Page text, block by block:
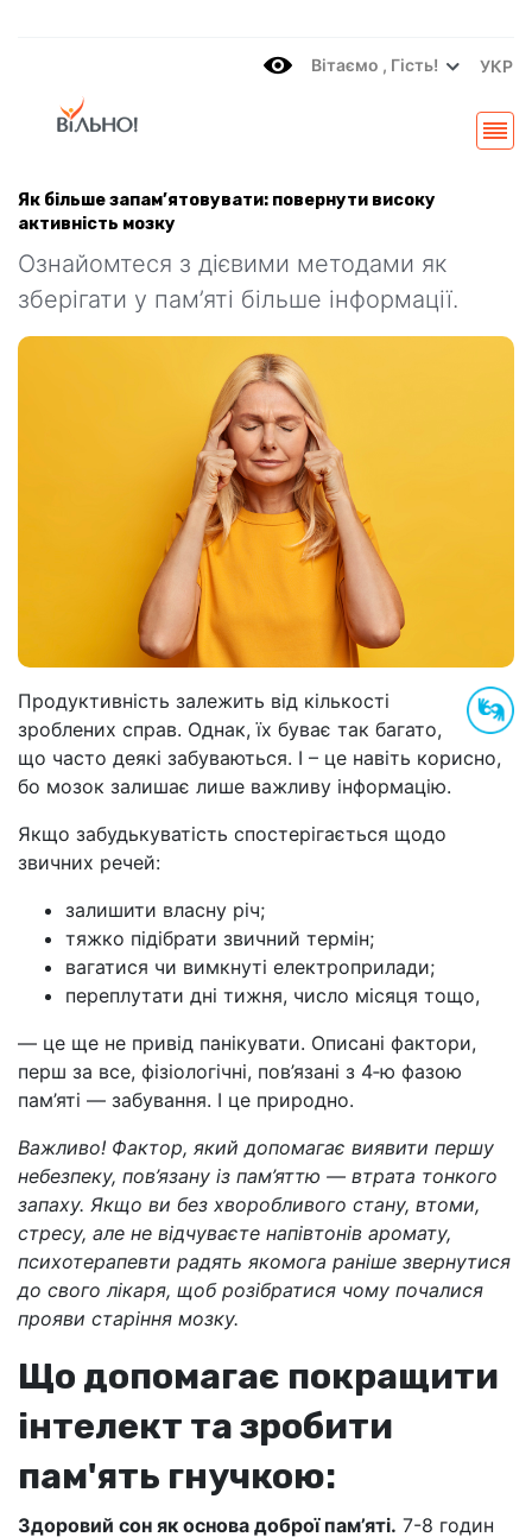
Вітаємo , Гість! УКР
Як більше запам’ятовувати: повернути високу
активність мозку
Ознайомтеся з дієвими методами як
зберігати у пам’яті більше інформації.
Продуктивність залежить від кількості
зроблених справ. Однак, їх буває так багато,
що часто деякі забуваються. І – це навіть корисно,
бо мозок залишає лише важливу інформацію.
Якщо забудькуватість спостерігається щодо
звичних речей:
залишити власну річ;
тяжко підібрати звичний термін;
вагатися чи вимкнуті електроприлади;
переплутати дні тижня, число місяця тощо,
— це ще не привід панікувати. Описані фактори,
перш за все, фізіологічні, пов’язані з 4‑ю фазою
пам’яті — забування. І це природно.
Важливо! Фактор, який допомагає виявити першу
небезпеку, пов’язану із пам’яттю — втрата тонкого
запаху. Якщо ви без хворобливого стану, втоми,
стресу, але не відчуваєте напівтонів аромату,
психотерапевти радять якомога раніше звернутися
до свого лікаря, щоб розібратися чому почалися
прояви старіння мозку.
Що допомагає покращити
інтелект та зробити
пам'ять гнучкою:
Здоровий сон як основа доброї пам’яті. 7-8 годин